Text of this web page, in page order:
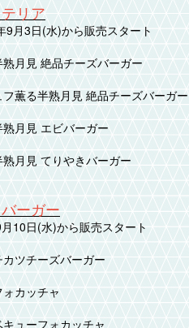
リア
9月3日(水)から販売スタート
月見 絶品チーズバーガー
薫る半熟月見 絶品チーズバーガー
熟月見 エビバーガー
月見 てりやきバーガー
ーガー
10日(水)から販売スタート
ツチーズバーガー
ォカッチャ
キューフォカッチャ